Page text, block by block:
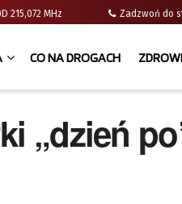
215,072 MHz Zadzwoń do
CO NA DROGACH
„dzień